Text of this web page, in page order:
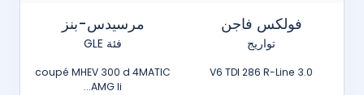
فولكس فاجن
تواريج
3.0 V6 TDI 286 R-Line
مرسيدس-بنز
فئة GLE
coupé MHEV 300 d 4MATIC
AMG li...